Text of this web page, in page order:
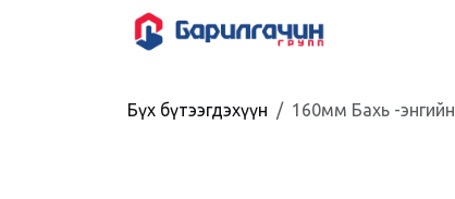
Бүх бүтээгдэхүүн 160мм Бахь -энгийн